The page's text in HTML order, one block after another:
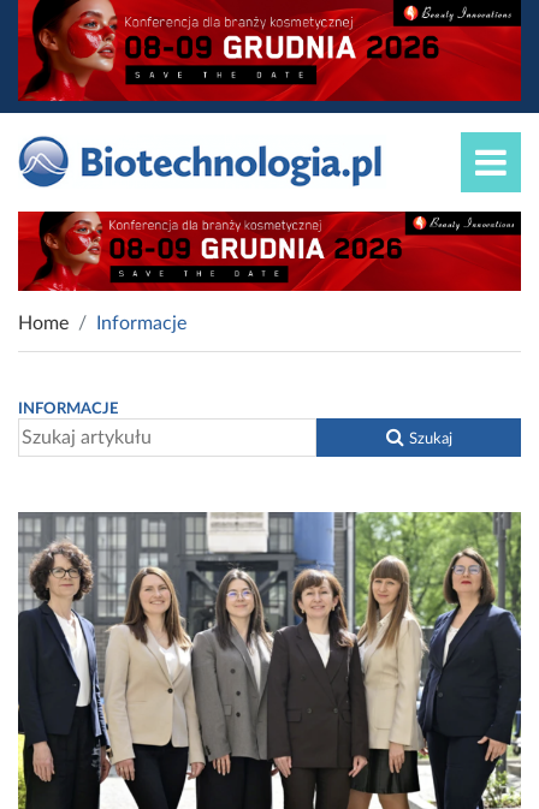
Home Informacje
INFORMACJE
Szukaj